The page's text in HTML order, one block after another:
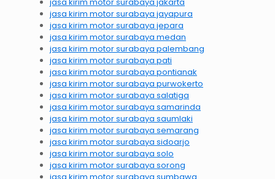
jasa kirim motor surabaya jayapura
jasa kirim motor surabaya jepara
jasa kirim motor surabaya medan
jasa kirim motor surabaya palembang
jasa kirim motor surabaya pati
jasa kirim motor surabaya pontianak
jasa kirim motor surabaya purwokerto
jasa kirim motor surabaya salatiga
jasa kirim motor surabaya samarinda
jasa kirim motor surabaya saumlaki
jasa kirim motor surabaya semarang
jasa kirim motor surabaya sidoarjo
jasa kirim motor surabaya solo
jasa kirim motor surabaya sorong